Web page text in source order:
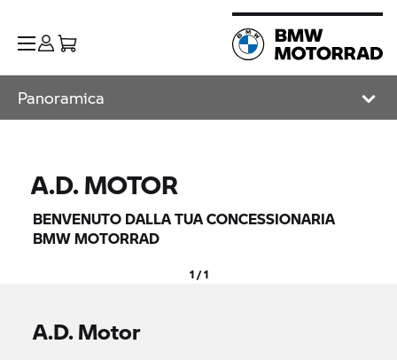
Panoramica
A.D. MOTOR
BENVENUTO DALLA TUA CONCESSIONARIA
BMW MOTORRAD
1 / 1
A.D. Motor